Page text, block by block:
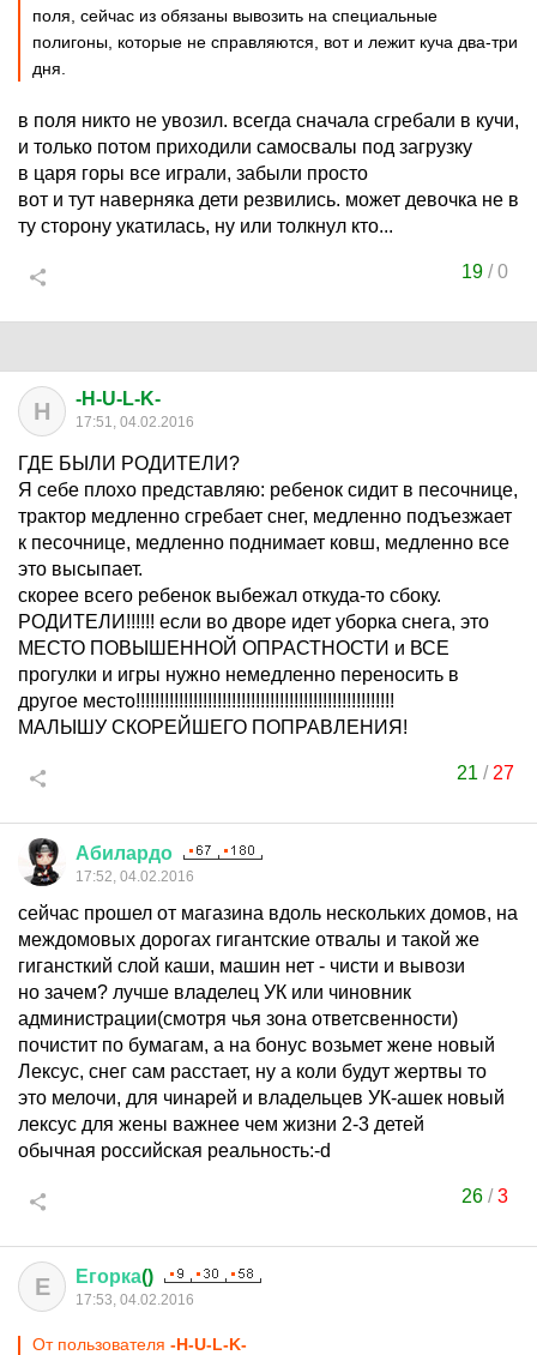
поля, сейчас из обязаны вывозить на специальные
полигоны, которые не справляются, вот и лежит куча два-три
дня.
в поля никто не увозил. всегда сначала сгребали в кучи,
и только потом приходили самосвалы под загрузку
в царя горы все играли, забыли просто
вот и тут наверняка дети резвились. может девочка не в
ту сторону укатилась, ну или толкнул кто...
19 /0
H -H-U-L-K-
17:51, 04.02.2016
ГДЕ БЫЛИ РОДИТЕЛИ?
Я себе плохо представляю: ребенок сидит в песочнице,
трактор медленно сгребает снег, медленно подъезжает
к песочнице, медленно поднимает ковш, медленно все
это высыпает.
скорее всего ребенок выбежал откуда-то сбоку.
РОДИТЕЛИ!!!!!! если во дворе идет уборка снега, это
МЕСТО ПОВЫШЕННОЙ ОПРАСТНОСТИ и ВСЕ
прогулки и игры нужно немедленно переносить в
другое место!!!!!!!!!!!!!!!!!!!!!!!!!!!!!!!!!!!!!!!!!!!!!!!!!!!!!!
МАЛЫШУ СКОРЕЙШЕГО ПОПРАВЛЕНИЯ!
21 / 27
Абилардо
17:52, 04.02.2016
сейчас прошел от магазина вдоль нескольких домов, на
междомовых дорогах гигантские отвалы и такой же
гигансткий слой каши, машин нет - чисти и вывози
но зачем? лучше владелец УК или чиновник
администрации(смотря чья зона ответсвенности)
почистит по бумагам, а на бонус возьмет жене новый
Лексус, снег сам расстает, ну а коли будут жертвы то
это мелочи, для чинарей и владельцев УК-ашек новый
лексус для жены важнее чем жизни 2-3 детей
обычная российская реальность:-d
26 /3
Е Егорка()
17:53, 04.02.2016
От пользователя -H-U-L-K-